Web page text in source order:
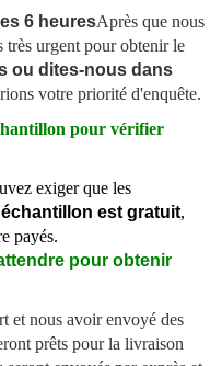
6 heuresAprès que nous
très urgent pour obtenir le
ou dites-nous dans
votre priorité d'enquête.
pour vérifier
exiger que les
est gratuit,
payés.
pour obtenir
et nous avoir envoyé des
prêts pour la livraison